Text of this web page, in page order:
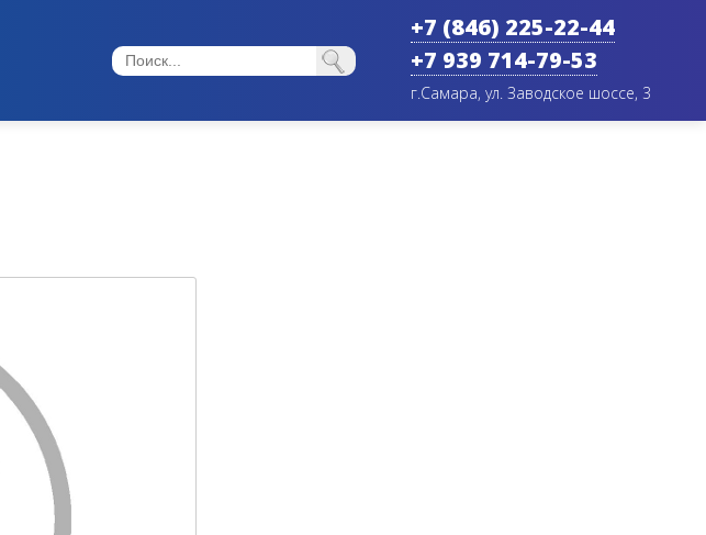
+7 (846) 225-22-44
+7 939 714-79-53
г.Самара, ул. Заводское шоссе, 3